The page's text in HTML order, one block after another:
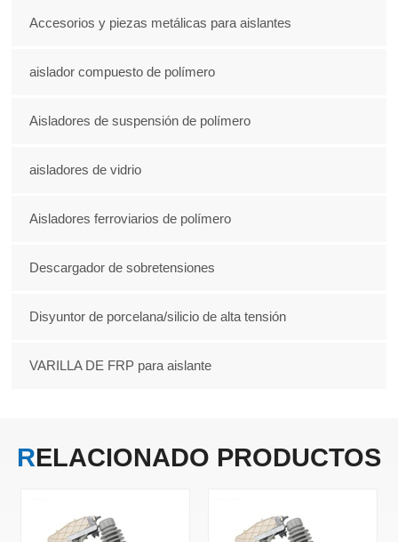
Accesorios y piezas metálicas para aislantes
aislador compuesto de polímero
Aisladores de suspensión de polímero
aisladores de vidrio
Aisladores ferroviarios de polímero
Descargador de sobretensiones
Disyuntor de porcelana/silicio de alta tensión
VARILLA DE FRP para aislante
RELACIONADO PRODUCTOS